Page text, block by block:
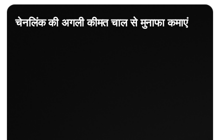
चेनलिंक की अगली कीमत चाल से मुनाफा कमाएं